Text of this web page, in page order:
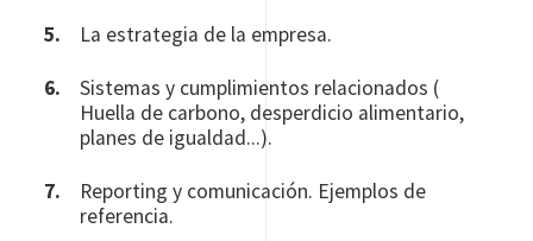
La estrategia de la empresa.
Sistemas y cumplimientos relacionados (
Huella de carbono, desperdicio alimentario,
planes de igualdad...).
Reporting y comunicación. Ejemplos de
referencia.